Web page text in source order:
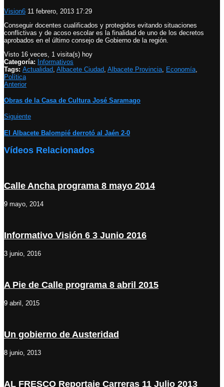
Vision6 11 febrero, 2013 17:29
Conseguir docentes cualificados y protegidos evitando situaciones
conflictivas y de acoso escolar es la finalidad de uno de los decretos
aprobados en el último consejo de Gobierno de la región.
Visto 16 veces, 1 visita(s) hoy
Categoría: Informativos
Tags: Actualidad Albacete Ciudad Albacete Provincia Economía
Política
Anterior
Obras de la Casa de Cultura José Saramago
Siguiente
El Albacete Balompié derrotó al Jaén 2-0
Vídeos Relacionados
Calle Ancha programa 8 mayo 2014
9 mayo, 2014
Informativo Visión 6 3 Junio 2016
3 junio, 2016
A Pie de Calle programa 8 abril 2015
9 abril, 2015
Un gobierno de Austeridad
8 junio, 2013
AL FRESCO Reportaje Carreras 11 Julio 2013